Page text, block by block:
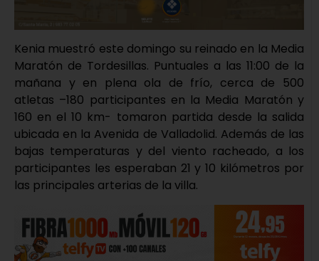
Kenia muestró este domingo su reinado en la Media
Maratón de Tordesillas. Puntuales a las 11:00 de la
mañana y en plena ola de frío, cerca de 500
atletas –180 participantes en la Media Maratón y
160 en el 10 km- tomaron partida desde la salida
ubicada en la Avenida de Valladolid. Además de las
bajas temperaturas y del viento racheado, a los
participantes les esperaban 21 y 10 kilómetros por
las principales arterias de la villa.